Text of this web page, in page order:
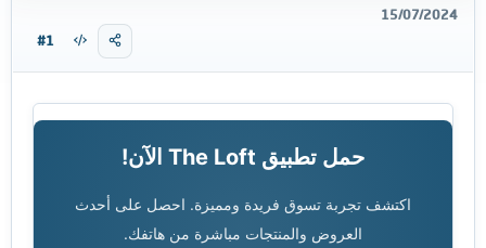
ض
د
15/07/2024
#1
حمل تطبيق The Loft الآن!
اكتشف تجربة تسوق فريدة ومميزة. احصل على أحدث
العروض والمنتجات مباشرة من هاتفك.